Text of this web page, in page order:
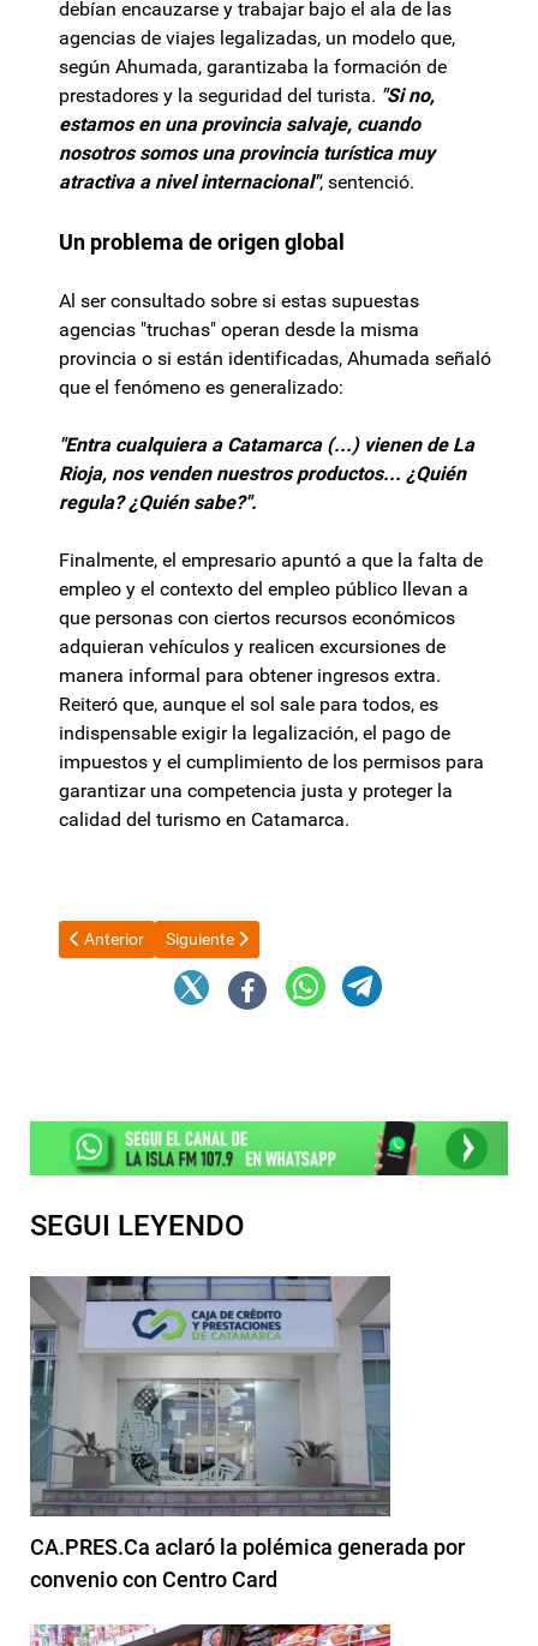
debían encauzarse y trabajar bajo el ala de las
agencias de viajes legalizadas, un modelo que,
según Ahumada, garantizaba la formación de
prestadores y la seguridad del turista. "Si no,
estamos en una provincia salvaje, cuando
nosotros somos una provincia turística muy
atractiva a nivel internacional", sentenció.
Un problema de origen global
Al ser consultado sobre si estas supuestas
agencias "truchas" operan desde la misma
provincia o si están identificadas, Ahumada señaló
que el fenómeno es generalizado:
"Entra cualquiera a Catamarca (...) vienen de La
Rioja, nos venden nuestros productos... ¿Quién
regula? ¿Quién sabe?".
Finalmente, el empresario apuntó a que la falta de
empleo y el contexto del empleo público llevan a
que personas con ciertos recursos económicos
adquieran vehículos y realicen excursiones de
manera informal para obtener ingresos extra.
Reiteró que, aunque el sol sale para todos, es
indispensable exigir la legalización, el pago de
impuestos y el cumplimiento de los permisos para
garantizar una competencia justa y proteger la
calidad del turismo en Catamarca.
Artículo anterior: Desde el gremio se anunció que “si los
Anterior Artículo siguiente: El FMI pidió mayor supervisión
Siguiente
SEGUI LEYENDO
CA.PRES.Ca aclaró la polémica generada por
convenio con Centro Card